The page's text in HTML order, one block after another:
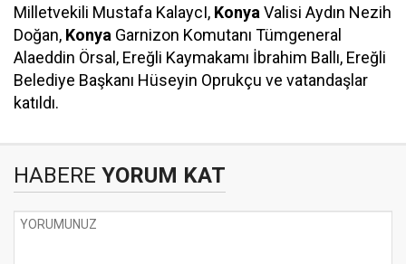
Milletvekili Mustafa KalaycI, Konya Valisi Aydın Nezih
Doğan, Konya Garnizon Komutanı Tümgeneral
Alaeddin Örsal, Ereğli Kaymakamı İbrahim Ballı, Ereğli
Belediye Başkanı Hüseyin Oprukçu ve vatandaşlar
katıldı.
HABERE YORUM KAT